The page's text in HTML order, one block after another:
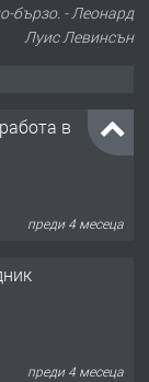
бързо. - Леонард
Луис Левинсън
в
преди 4 месеца
преди 4 месеца